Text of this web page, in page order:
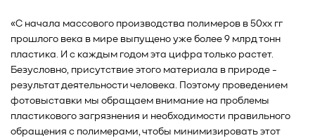
«С начала массового производства полимеров в 50хх гг
прошлого века в мире выпущено уже более 9 млрд тонн
пластика. И с каждым годом эта цифра только растет.
Безусловно, присутствие этого материала в природе -
результат деятельности человека. Поэтому проведением
фотовыставки мы обращаем внимание на проблемы
пластикового загрязнения и необходимости правильного
обращения с полимерами, чтобы минимизировать этот